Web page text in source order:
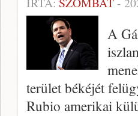
A
terület békéjét
Rubio amerikai